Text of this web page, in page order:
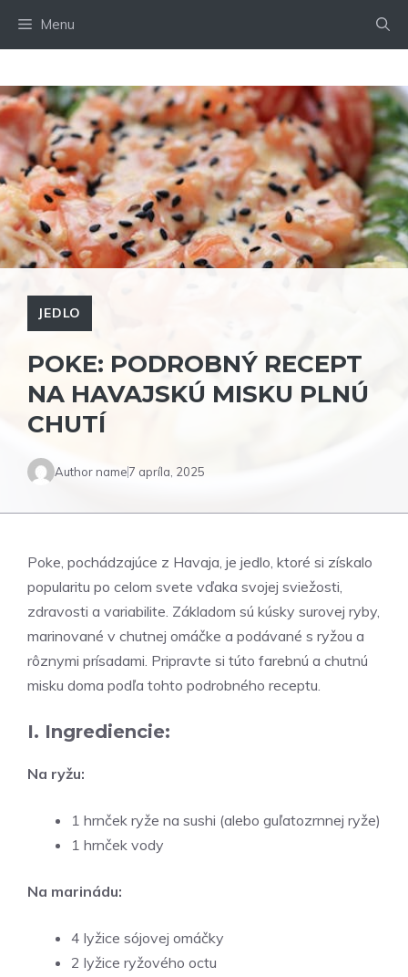
Menu
JEDLO
POKE: PODROBNÝ RECEPT
NA HAVAJSKÚ MISKU PLNÚ
CHUTÍ
Author name7 apríla, 2025
Poke, pochádzajúce z Havaja, je jedlo, ktoré si získalo
popularitu po celom svete vďaka svojej sviežosti,
zdravosti a variabilite. Základom sú kúsky surovej ryby,
marinované v chutnej omáčke a podávané s ryžou a
rôznymi prísadami. Pripravte si túto farebnú a chutnú
misku doma podľa tohto podrobného receptu.
I. Ingrediencie:
Na ryžu:
1 hrnček ryže na sushi (alebo guľatozrnnej ryže)
1 hrnček vody
Na marinádu:
4 lyžice sójovej omáčky
2 lyžice ryžového octu